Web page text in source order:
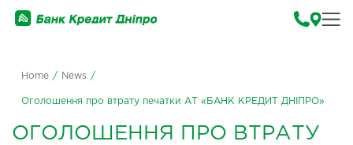
Home / News /
Оголошення про втрату печатки АТ «БАНК КРЕДИТ ДНІПРО»
ОГОЛОШЕННЯ ПРО ВТРАТУ